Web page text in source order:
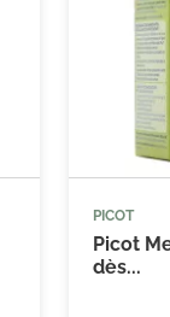

PICOT
Picot
dès...